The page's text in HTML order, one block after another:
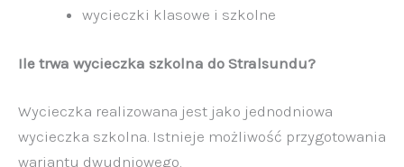
wycieczki klasowe i szkolne
Ile trwa wycieczka szkolna do Stralsundu?
Wycieczka realizowana jest jako jednodniowa
wycieczka szkolna. Istnieje możliwość przygotowania
wariantu dwudniowego.